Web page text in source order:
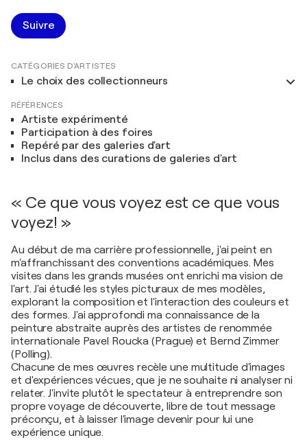
Suivre
CATÉGORIES D'ARTISTES
Le choix des collectionneurs
RÉFÉRENCES
Artiste expérimenté
Participation à des foires
Repéré par des galeries d'art
Inclus dans des curations de galeries d'art
« Ce que vous voyez est ce que vous
voyez! »
Au début de ma carrière professionnelle, j'ai peint en
m'affranchissant des conventions académiques. Mes
visites dans les grands musées ont enrichi ma vision de
l'art. J'ai étudié les styles picturaux de mes modèles,
explorant la composition et l'interaction des couleurs et
des formes. J'ai approfondi ma connaissance de la
peinture abstraite auprès des artistes de renommée
internationale Pavel Roucka (Prague) et Bernd Zimmer
(Polling).
Chacune de mes œuvres recèle une multitude d'images
et d'expériences vécues, que je ne souhaite ni analyser ni
relater. J'invite plutôt le spectateur à entreprendre son
propre voyage de découverte, libre de tout message
préconçu, et à laisser l'image devenir pour lui une
expérience unique.